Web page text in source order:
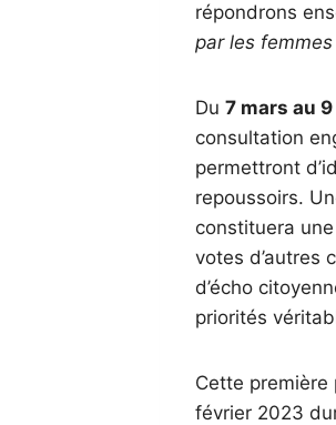
répondrons
par les femmes
Du 7 mars au
consultation
permettront
repoussoirs.
constituera
votes d’autres
d’écho
priorités
Cette première
février 2023